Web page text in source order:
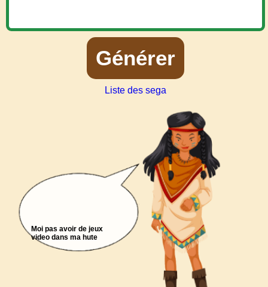
Générer
Liste des sega
Moi pas avoir de jeux
video dans ma hute